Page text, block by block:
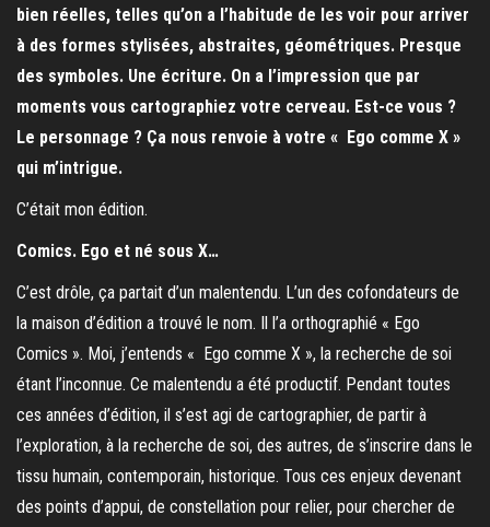
bien réelles, telles qu’on a l’habitude de les voir pour arriver
à des formes stylisées, abstraites, géométriques. Presque
des symboles. Une écriture. On a l’impression que par
moments vous cartographiez votre cerveau. Est-ce vous ?
Le personnage ? Ça nous renvoie à votre « Ego comme X »
qui m’intrigue.
C’était mon édition.
Comics. Ego et né sous X…
C’est drôle, ça partait d’un malentendu. L’un des cofondateurs de
la maison d’édition a trouvé le nom. Il l’a orthographié « Ego
Comics ». Moi, j’entends « Ego comme X », la recherche de soi
étant l’inconnue. Ce malentendu a été productif. Pendant toutes
ces années d’édition, il s’est agi de cartographier, de partir à
l’exploration, à la recherche de soi, des autres, de s’inscrire dans le
tissu humain, contemporain, historique. Tous ces enjeux devenant
des points d’appui, de constellation pour relier, pour chercher de